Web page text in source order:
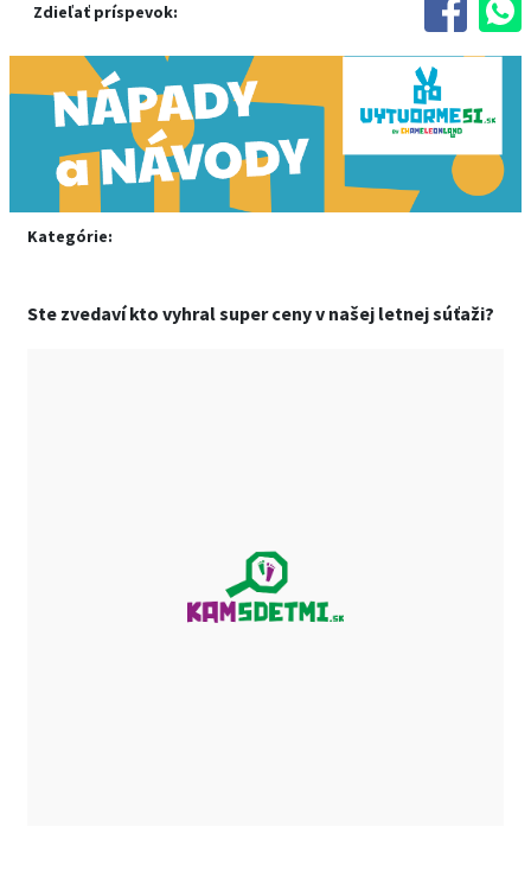
Zdieľať príspevok:
Kategórie:
Ste zvedaví kto vyhral super ceny v našej letnej súťaži?